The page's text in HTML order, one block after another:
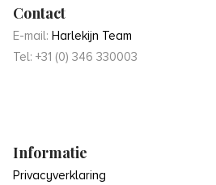
Contact
E-mail: Harlekijn Team
Tel: +31 (0) 346 330003
Informatie
Privacyverklaring